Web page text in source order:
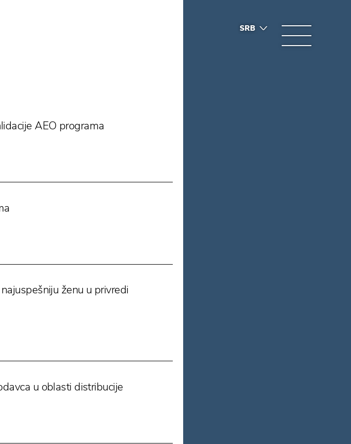
SRB
AEO programa
ženu u privredi
u oblasti distribucije